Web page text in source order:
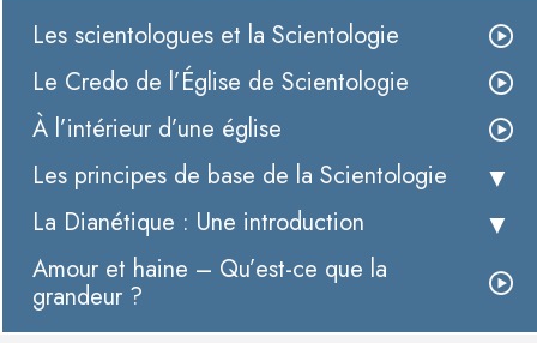
Les scientologues et la Scientologie
Le Credo de l’Église de Scientologie
À l’intérieur d’une église
Les principes de base de la Scientologie
La Dianétique : Une introduction
Amour et haine – Qu’est-ce que la
grandeur ?